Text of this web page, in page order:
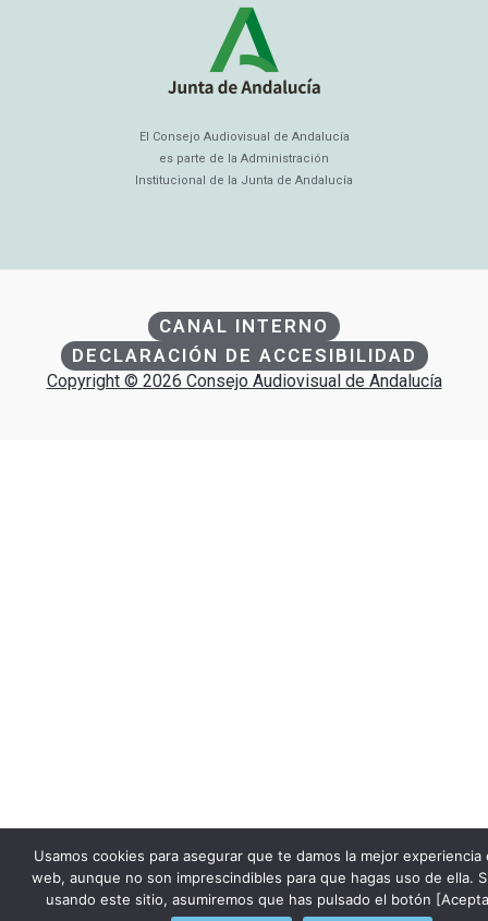
El Consejo Audiovisual de Andalucía
es parte de la Administración
Institucional de la Junta de Andalucía
CANAL INTERNO
DECLARACIÓN DE ACCESIBILIDAD
Copyright © 2026 Consejo Audiovisual de Andalucía
Usamos cookies para asegurar que te damos la mejor experiencia
web, aunque no son imprescindibles para que hagas uso de ella.
usando este sitio, asumiremos que has pulsado el botón